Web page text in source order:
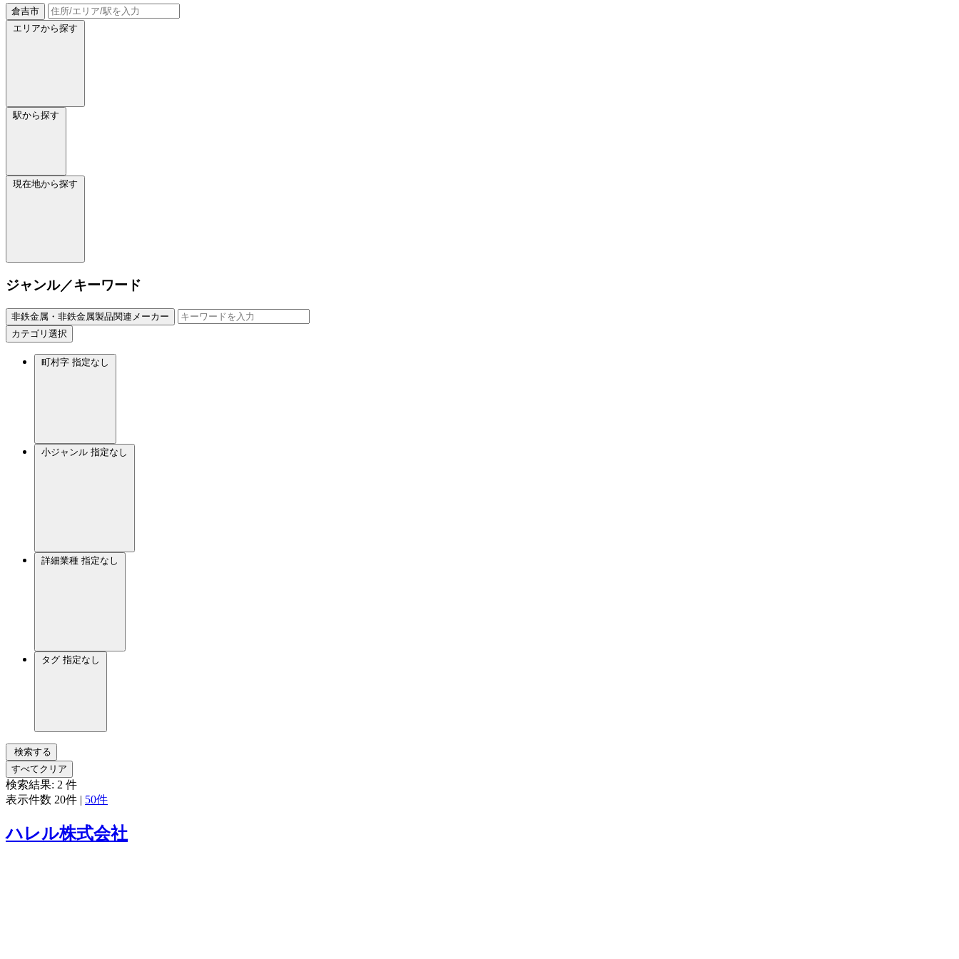
倉吉市
エリアから探す
駅から探す
現在地から探す
ジャンル／キーワード
非鉄金属・非鉄金属製品関連メーカー
カテゴリ選択
町村字 指定なし
小ジャンル 指定なし
詳細業種 指定なし
タグ 指定なし
検索する
すべてクリア
検索結果: 2 件
表示件数 20件 | 50件
ハレル株式会社